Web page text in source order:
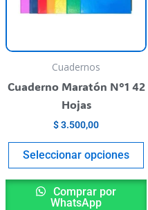
Cuadernos
Cuaderno Maratón N°1 42
Hojas
$3.500,00
Seleccionar opciones
Comprar por
WhatsApp